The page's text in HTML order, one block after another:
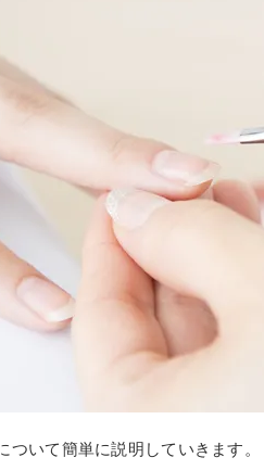
ついて簡単に説明していきます。